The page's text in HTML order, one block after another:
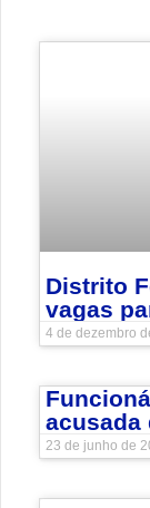
Distrito
vagas
4 de dezembro
acusada
23 de junho de